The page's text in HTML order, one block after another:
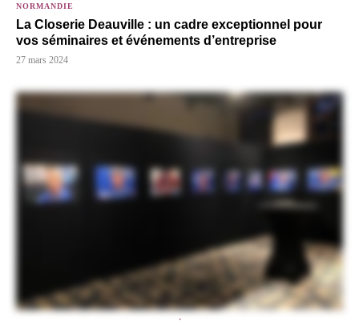
NORMANDIE
La Closerie Deauville : un cadre exceptionnel pour
vos séminaires et événements d’entreprise
27 mars 2024